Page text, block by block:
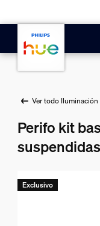
Ver todo Iluminación
Perifo kit
Exclusivo